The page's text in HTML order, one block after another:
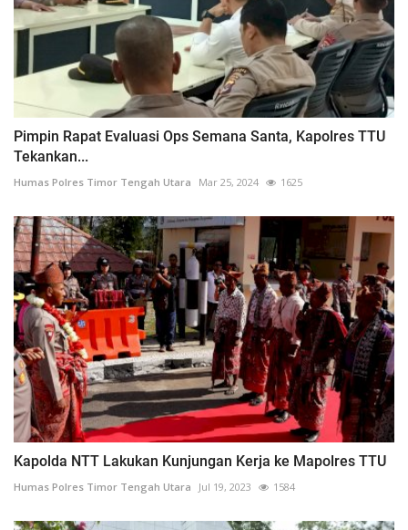
Pimpin Rapat Evaluasi Ops Semana Santa, Kapolres TTU
Tekankan...
Humas Polres Timor Tengah Utara Mar 25, 2024 1625
Kapolda NTT Lakukan Kunjungan Kerja ke Mapolres TTU
Humas Polres Timor Tengah Utara Jul 19, 2023 1584